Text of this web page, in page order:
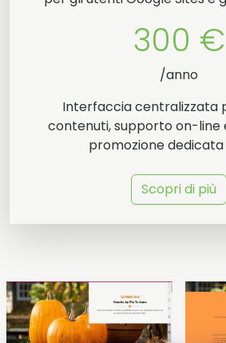
300 €
/anno
Interfaccia centralizzata
contenuti, supporto on-line
promozione dedicata
Scopri di più